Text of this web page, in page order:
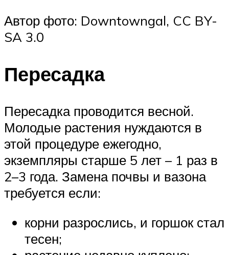
Автор фото: Downtowngal, CC BY-
SA 3.0
Пересадка
Пересадка проводится весной.
Молодые растения нуждаются в
этой процедуре ежегодно,
экземпляры старше 5 лет – 1 раз в
2–3 года. Замена почвы и вазона
требуется если:
корни разрослись, и горшок стал
тесен;